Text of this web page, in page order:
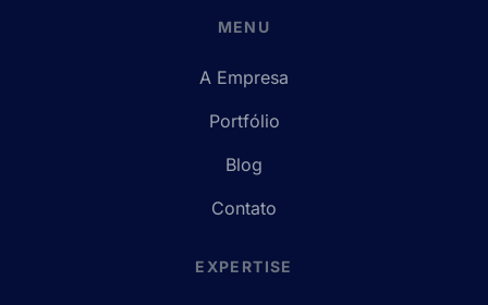
MENU
A Empresa
Portfólio
Blog
Contato
EXPERTISE